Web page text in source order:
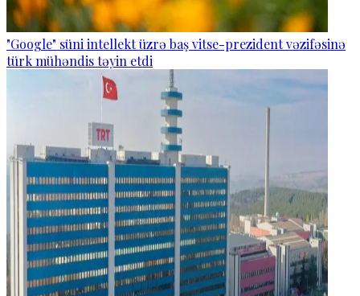
"Google" süni intellekt üzrə baş vitse-prezident vəzifəsinə
türk mühəndis təyin etdi